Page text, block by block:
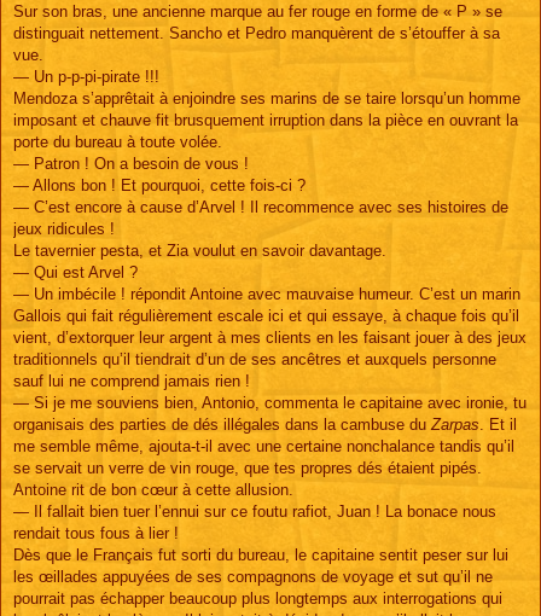
Sur son bras, une ancienne marque au fer rouge en forme de « P » se
distinguait nettement. Sancho et Pedro manquèrent de s’étouffer à sa
vue.
— Un p-p-pi-pirate !!!
Mendoza s’apprêtait à enjoindre ses marins de se taire lorsqu’un homme
imposant et chauve fit brusquement irruption dans la pièce en ouvrant la
porte du bureau à toute volée.
— Patron ! On a besoin de vous !
— Allons bon ! Et pourquoi, cette fois-ci ?
— C’est encore à cause d’Arvel ! Il recommence avec ses histoires de
jeux ridicules !
Le tavernier pesta, et Zia voulut en savoir davantage.
— Qui est Arvel ?
— Un imbécile ! répondit Antoine avec mauvaise humeur. C’est un marin
Gallois qui fait régulièrement escale ici et qui essaye, à chaque fois qu’il
vient, d’extorquer leur argent à mes clients en les faisant jouer à des jeux
traditionnels qu’il tiendrait d’un de ses ancêtres et auxquels personne
sauf lui ne comprend jamais rien !
— Si je me souviens bien, Antonio, commenta le capitaine avec ironie, tu
organisais des parties de dés illégales dans la cambuse du Zarpas . Et il
me semble même, ajouta-t-il avec une certaine nonchalance tandis qu’il
se servait un verre de vin rouge, que tes propres dés étaient pipés.
Antoine rit de bon cœur à cette allusion.
— Il fallait bien tuer l’ennui sur ce foutu rafiot, Juan ! La bonace nous
rendait tous fous à lier !
Dès que le Français fut sorti du bureau, le capitaine sentit peser sur lui
les œillades appuyées de ses compagnons de voyage et sut qu’il ne
pourrait pas échapper beaucoup plus longtemps aux interrogations qui